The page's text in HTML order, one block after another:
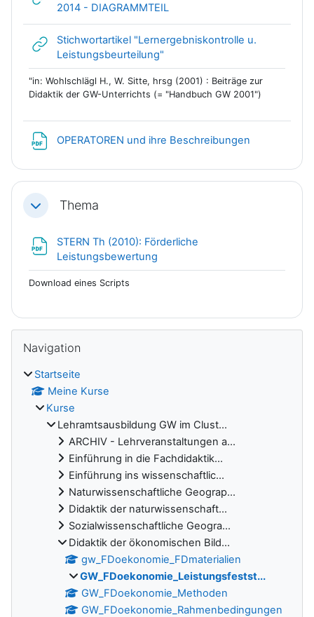
2014 - DIAGRAMMTEIL
Stichwortartikel "Lernergebniskontrolle u.
Leistungsbeurteilung"
"in: Wohlschlägl H., W. Sitte, hrsg (2001) : Beiträge zur
Didaktik der GW-Unterrichts (= "Handbuch GW 2001")
OPERATOREN und ihre Beschreibungen
Einklappen
Thema
STERN Th (2010): Förderliche
Leistungsbewertung
Download eines Scripts
Blöcke
Navigation
Startseite
Meine Kurse
Kurse
Lehramtsausbildung GW im Clust...
ARCHIV - Lehrveranstaltungen a...
Einführung in die Fachdidaktik...
Einführung ins wissenschaftlic...
Naturwissenschaftliche Geograp...
Didaktik der naturwissenschaft...
Sozialwissenschaftliche Geogra...
Didaktik der ökonomischen Bild...
gw_FDoekonomie_FDmaterialien
GW_FDoekonomie_Leistungsfestst...
GW_FDoekonomie_Methoden
GW_FDoekonomie_Rahmenbedingungen